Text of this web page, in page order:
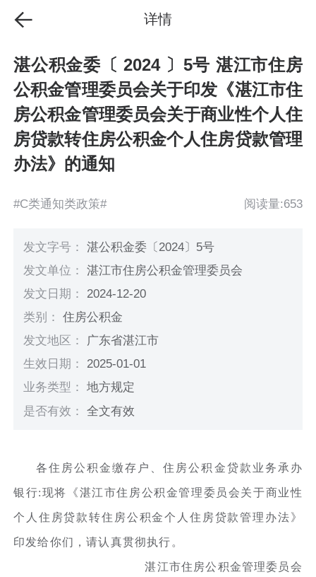
详情
湛公积金委〔 2024 〕5号 湛江市住房
公积金管理委员会关于印发《湛江市住
房公积金管理委员会关于商业性个人住
房贷款转住房公积金个人住房贷款管理
办法》的通知
#C类通知类政策# 阅读量:653
发文字号：湛公积金委〔2024〕5号
发文单位：湛江市住房公积金管理委员会
发文日期： 2024-12-20
类别：住房公积金
发文地区： 广东省湛江市
生效日期： 2025-01-01
业务类型：地方规定
是否有效：全文有效
各住房公积金缴存户、住房公积金贷款业务承办
银行:现将《湛江市住房公积金管理委员会关于商业性
个人住房贷款转住房公积金个人住房贷款管理办法》
印发给你们，请认真贯彻执行。
湛江市住房公积金管理委员会